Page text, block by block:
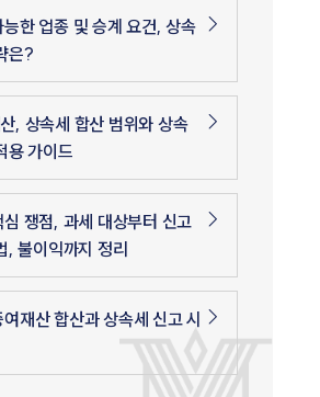
한 업종 및 승계 요건, 상속
은?
, 상속세 합산 범위와 상속
용 가이드
쟁점, 과세 대상부터 신고
, 불이익까지 정리
재산 합산과 상속세 신고 시